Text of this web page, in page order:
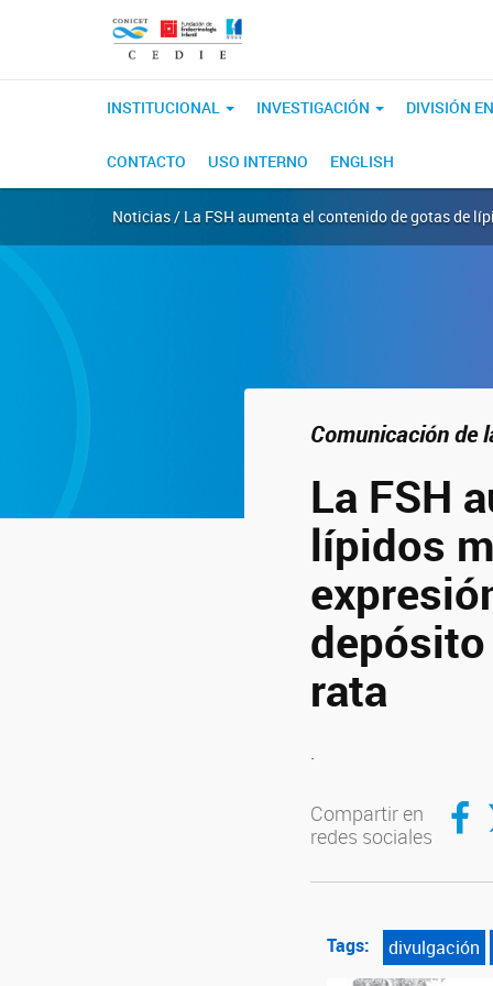
INSTITUCIONAL INVESTIGACIÓN DIVISIÓN
CONTACTO USO INTERNO ENGLISH
Noticias / La FSH aumenta el contenido de gotas de
Comunicación de
La FSH
lípidos
rata
.
Compartir en
redes sociales
Tags: divulgación